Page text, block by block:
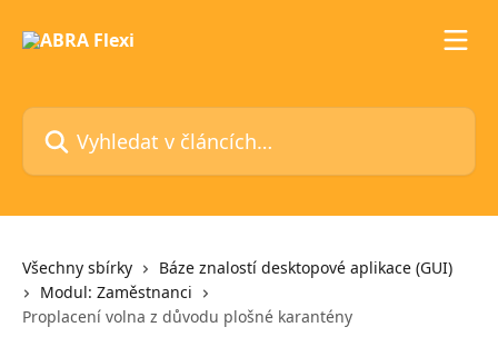
Vyhledat v článcích…
Všechny sbírky
Báze znalostí desktopové aplikace (GUI)
Modul: Zaměstnanci
Proplacení volna z důvodu plošné karantény